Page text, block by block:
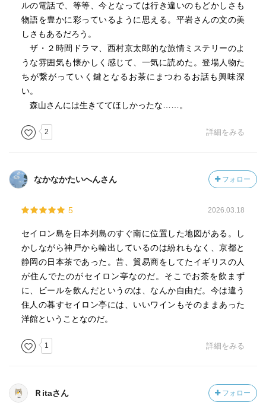
ルの電話で、等等、今となっては行き違いのもどかしさも
物語を豊かに彩っているように思える。平岩さんの文の美
しさもあるだろう。
ザ・２時間ドラマ、西村京太郎的な旅情ミステリーのよ
うな雰囲気も懐かしく感じて、一気に読めた。登場人物た
ちが繋がっていく鍵となるお茶にまつわるお話も興味深
い。
森山さんには生きててほしかったな……。
2 詳細をみる
なかなかたいへんさん フォロー
5 2026.03.18
セイロン島を日本列島のすぐ南に位置した地図がある。し
かしながら神戸から輸出しているのは紛れもなく、京都と
静岡の日本茶であった。昔、貿易商をしてたイギリスの人
が住んでたのがセイロン亭なのだ。そこでお茶を飲まず
に、ビールを飲んだというのは、なんか自由だ。今は違う
住人の暮すセイロン亭には、いいワインもそのままあった
洋館ということなのだ。
1 詳細をみる
Ｒitaさん フォロー